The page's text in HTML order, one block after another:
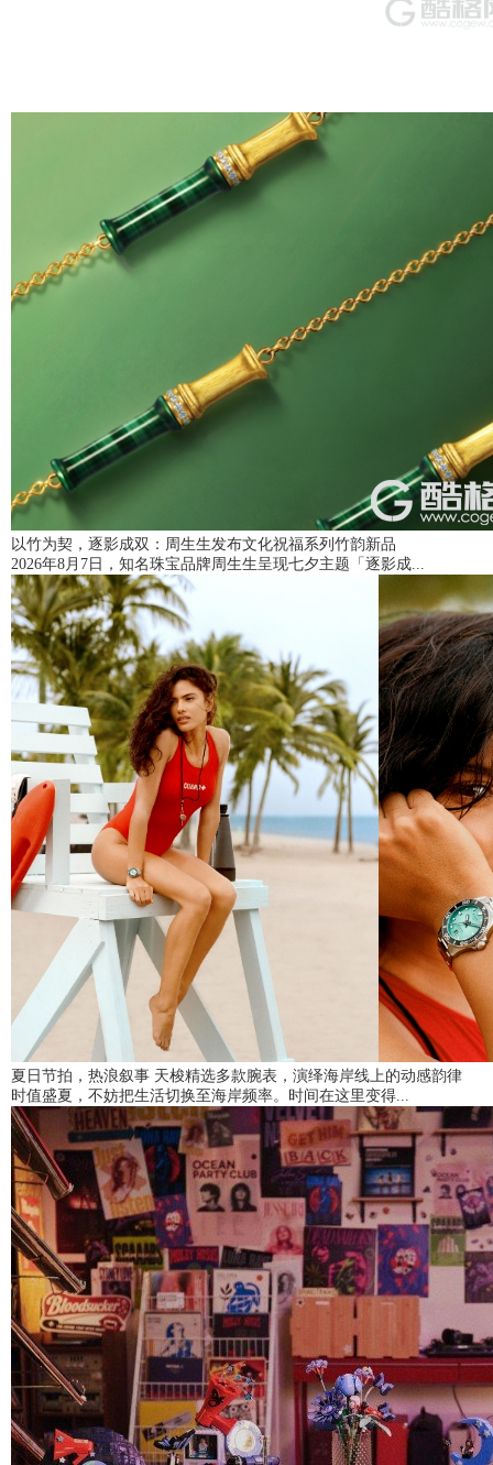
以竹为契，逐影成双：周生生发布文化祝福系列竹韵新品
2026年8月7日，知名珠宝品牌周生生呈现七夕主题「逐影成...
夏日节拍，热浪叙事 天梭精选多款腕表，演绎海岸线上的动感韵律
时值盛夏，不妨把生活切换至海岸频率。时间在这里变得...